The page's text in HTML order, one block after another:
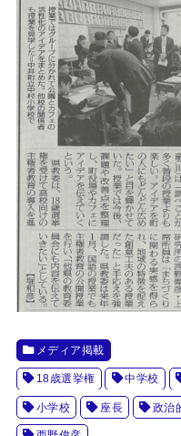
メディア掲載
18歳選挙権 中学校
小学校 座長 政治